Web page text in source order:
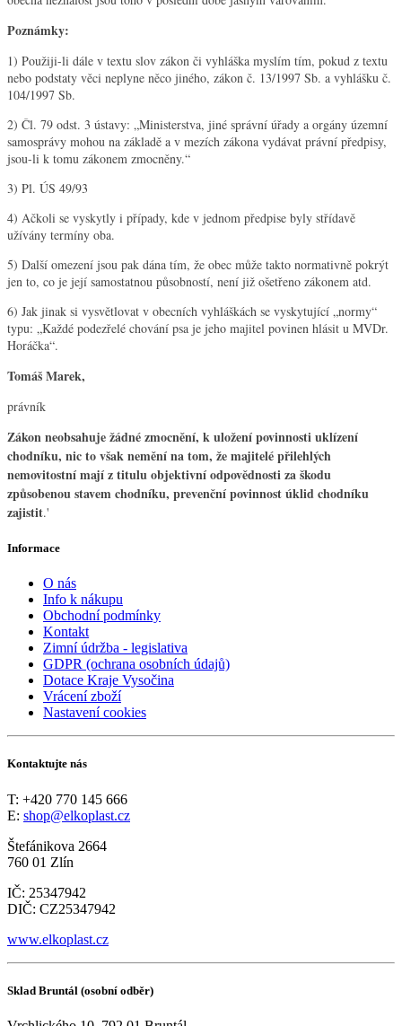
Poznámky:
1) Použiji-li dále v textu slov zákon či vyhláška myslím tím, pokud z textu
nebo podstaty věci neplyne něco jiného, zákon č. 13/1997 Sb. a vyhlášku č.
104/1997 Sb.
2) Čl. 79 odst. 3 ústavy: „Ministerstva, jiné správní úřady a orgány územní
samosprávy mohou na základě a v mezích zákona vydávat právní předpisy,
jsou-li k tomu zákonem zmocněny.“
3) Pl. ÚS 49/93
4) Ačkoli se vyskytly i případy, kde v jednom předpise byly střídavě
užívány termíny oba.
5) Další omezení jsou pak dána tím, že obec může takto normativně pokrýt
jen to, co je její samostatnou působností, není již ošetřeno zákonem atd.
6) Jak jinak si vysvětlovat v obecních vyhláškách se vyskytující „normy“
typu: „Každé podezřelé chování psa je jeho majitel povinen hlásit u MVDr.
Horáčka“.
Tomáš Marek,
právník
Zákon neobsahuje žádné zmocnění, k uložení povinnosti uklízení
chodníku, nic to však nemění na tom, že majitelé přilehlých
nemovitostní mají z titulu objektivní odpovědnosti za škodu
způsobenou stavem chodníku, prevenční povinnost úklid chodníku
zajistit.'
Informace
O nás
Info k nákupu
Obchodní podmínky
Kontakt
Zimní údržba - legislativa
GDPR (ochrana osobních údajů)
Dotace Kraje Vysočina
Vrácení zboží
Nastavení cookies
Kontaktujte nás
T: +420 770 145 666
E: shop@elkoplast.cz
Štefánikova 2664
760 01 Zlín
IČ: 25347942
DIČ: CZ25347942
www.elkoplast.cz
Sklad Bruntál (osobní odběr)